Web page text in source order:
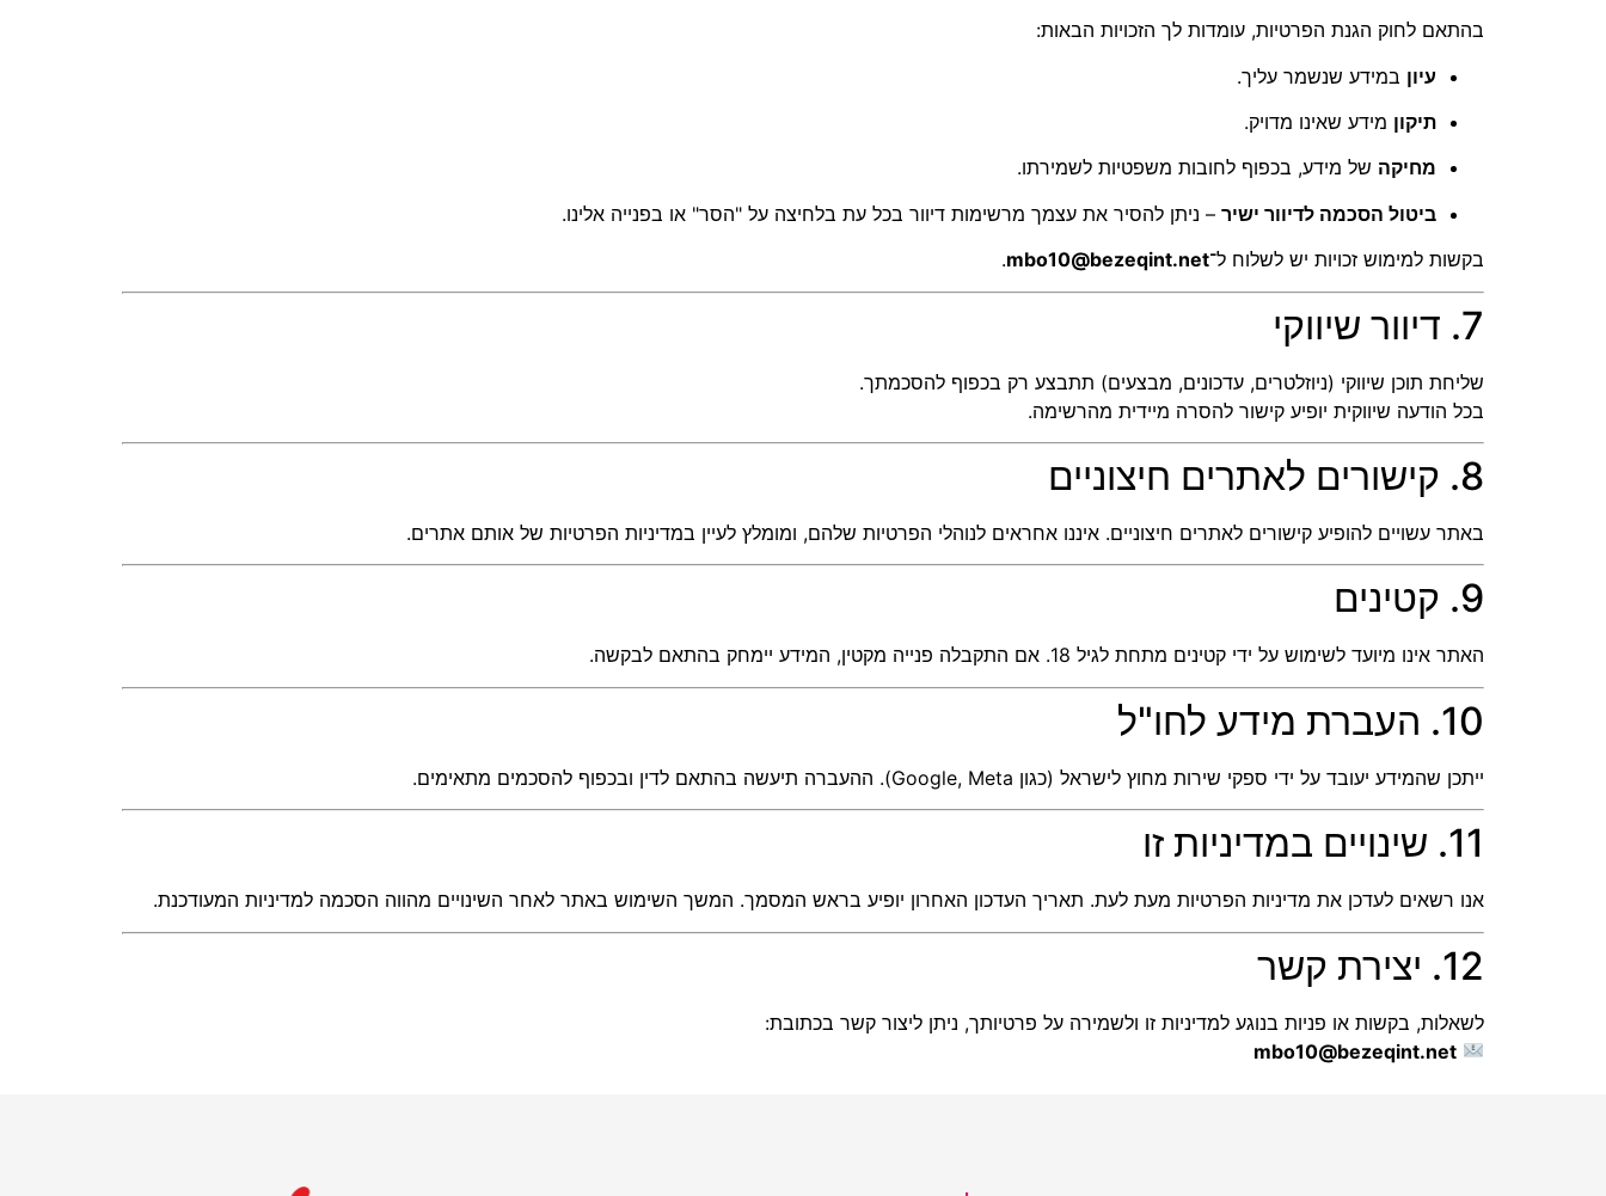
בהתאם לחוק הגנת הפרטיות, עומדות לך הזכויות הבאות:
עיון במידע שנשמר עליך.
תיקון מידע שאינו מדויק.
מחיקה של מידע, בכפוף לחובות משפטיות לשמירתו.
ביטול הסכמה לדיוור ישיר – ניתן להסיר את עצמך מרשימות דיוור בכל עת בלחיצה על "הסר" או בפנייה אלינו.
בקשות למימוש זכויות יש לשלוח ל־mbo10@bezeqint.net
.
7. דיוור שיווקי
שליחת תוכן שיווקי (ניוזלטרים, עדכונים, מבצעים) תתבצע רק בכפוף להסכמתך.
בכל הודעה שיווקית יופיע קישור להסרה מיידית מהרשימה.
8. קישורים לאתרים חיצוניים
באתר עשויים להופיע קישורים לאתרים חיצוניים. איננו אחראים לנוהלי הפרטיות שלהם, ומומלץ לעיין במדיניות הפרטיות של אותם אתרים.
9. קטינים
האתר אינו מיועד לשימוש על ידי קטינים מתחת לגיל 18. אם התקבלה פנייה מקטין, המידע יימחק בהתאם לבקשה.
10. העברת מידע לחו"ל
ייתכן שהמידע יעובד על ידי ספקי שירות מחוץ לישראל (כגון Google, Meta). ההעברה תיעשה בהתאם לדין ובכפוף להסכמים מתאימים.
11. שינויים במדיניות זו
אנו רשאים לעדכן את מדיניות הפרטיות מעת לעת. תאריך העדכון האחרון יופיע בראש המסמך. המשך השימוש באתר לאחר השינויים מהווה הסכמה למדיניות המעודכנת.
12. יצירת קשר
לשאלות, בקשות או פניות בנוגע למדיניות זו ולשמירה על פרטיותך, ניתן ליצור קשר בכתובת:
mbo10@bezeqint.net